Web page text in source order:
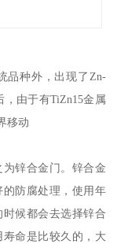
品种外，出现了Zn-
，由于有TiZn15金属
移动
锌合金门。锌合金
防腐处理，使用年
候都会去选择锌合
命是比较久的，大